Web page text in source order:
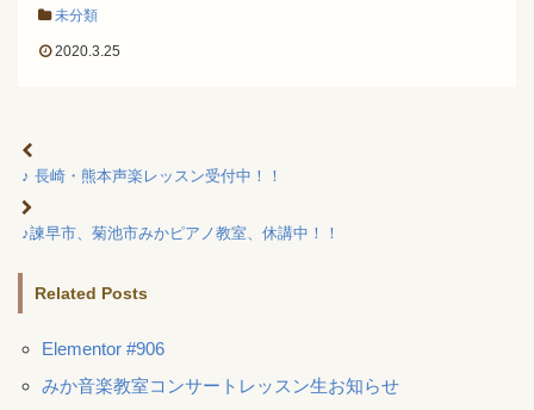
未分類
2020.3.25
♪ 長崎・熊本声楽レッスン受付中！！
♪諫早市、菊池市みかピアノ教室、休講中！！
Related Posts
Elementor #906
みか音楽教室コンサートレッスン生お知らせ